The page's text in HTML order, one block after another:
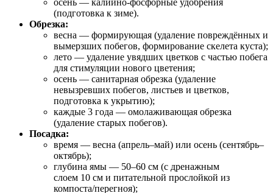
осень — калийно‑фосфорные удобрения
(подготовка к зиме).
Обрезка:
весна — формирующая (удаление повреждённых и
вымерзших побегов, формирование скелета куста);
лето — удаление увядших цветков с частью побега
для стимуляции нового цветения;
осень — санитарная обрезка (удаление
невызревших побегов, листьев и цветков,
подготовка к укрытию);
каждые 3 года — омолаживающая обрезка
(удаление старых побегов).
Посадка:
время — весна (апрель–май) или осень (сентябрь–
октябрь);
глубина ямы — 50–60 см (с дренажным
слоем 10 см и питательной прослойкой из
компоста/перегноя);